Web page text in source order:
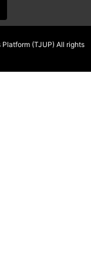
(TJUP) All rights